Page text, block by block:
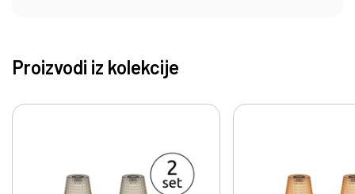
Proizvodi iz kolekcije